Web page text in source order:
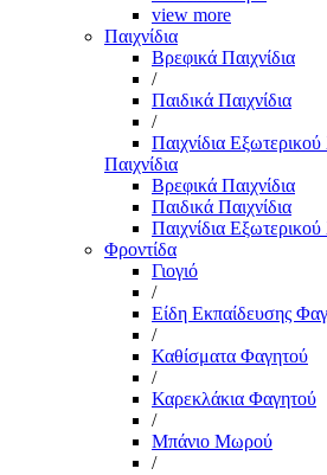
view more
Παιχνίδια
Βρεφικά Παιχνίδια
/
Παιδικά Παιχνίδια
/
Παιχνίδια
Παιχνίδια
Βρεφικά Παιχνίδια
Παιδικά Παιχνίδια
Παιχνίδια
Φροντίδα
Γιογιό
/
Είδη Εκπαίδευσης
/
Καθίσματα Φαγητού
/
Καρεκλάκια Φαγητού
/
Μπάνιο Μωρού
/